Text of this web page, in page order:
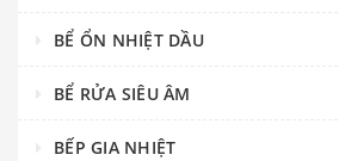
BỂ ỔN NHIỆT DẦU
BỂ RỬA SIÊU ÂM
BẾP GIA NHIỆT